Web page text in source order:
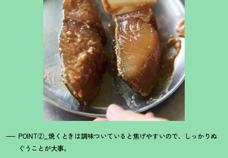
POINT②_焼くときは調味ついていると焦げやすいので、しっかりぬ
ぐうことが大事。